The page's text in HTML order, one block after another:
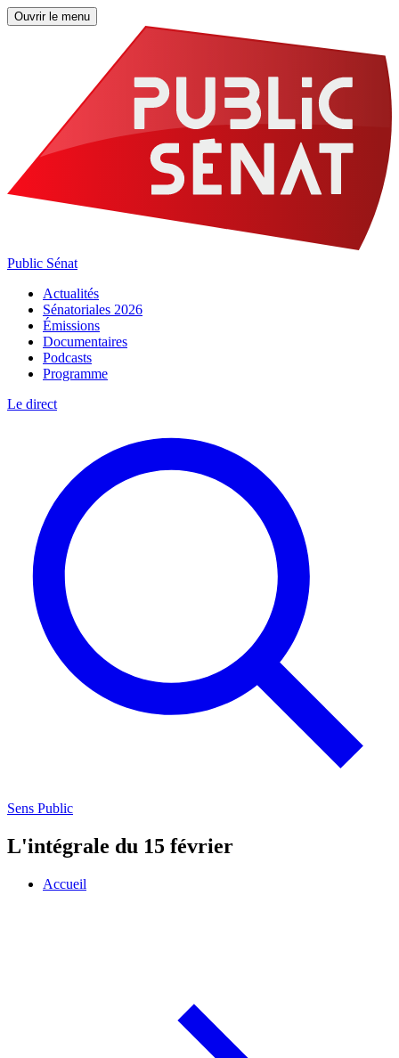
Ouvrir le menu
Public Sénat
Actualités
Sénatoriales 2026
Émissions
Documentaires
Podcasts
Programme
Le direct
Sens Public
L'intégrale du 15 février
Accueil